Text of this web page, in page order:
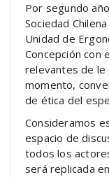
Por segundo
Sociedad
Unidad de
Concepción con
relevantes de le
momento,
de ética del
Consideramos
espacio de
todos los
será replicada